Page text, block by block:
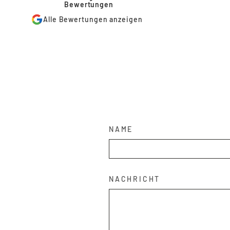
Bewertungen
Alle Bewertungen anzeigen
NAME
NACHRICHT